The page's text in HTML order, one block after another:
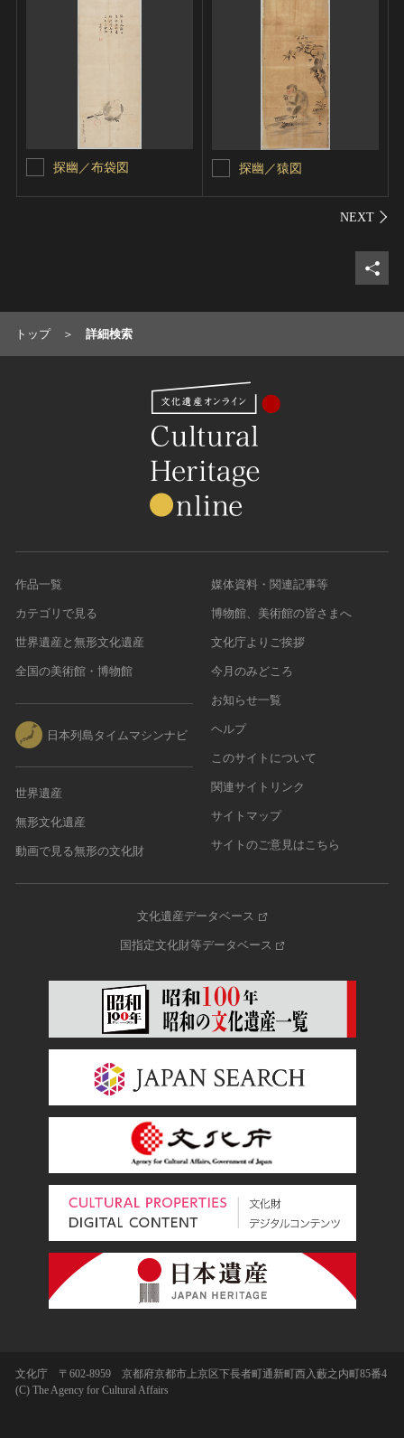
探幽／布袋図 探幽／猿図
シェ
トップ 詳細検索
作品一覧
カテゴリで見る
世界遺産と無形文化遺産
全国の美術館・博物館
日本列島タイムマシンナビ
世界遺産
無形文化遺産
動画で見る無形の文化財
媒体資料・関連記事等
博物館、美術館の皆さまへ
文化庁よりご挨拶
今月のみどころ
お知らせ一覧
ヘルプ
このサイトについて
関連サイトリンク
サイトマップ
サイトのご意見はこちら
文化遺産データベース
国指定文化財等データベース
文化庁 〒602-8959 京都府京都市上京区下長者町通新町西入藪之内町85番4
(C) The Agency for Cultural Affairs